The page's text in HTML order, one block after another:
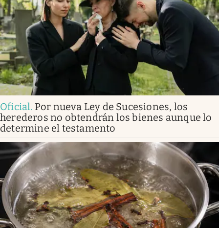
Oficial. Por nueva Ley de Sucesiones, los
herederos no obtendrán los bienes aunque lo
determine el testamento